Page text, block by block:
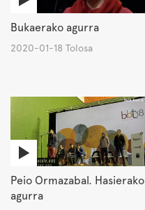
Bukaerako agurra
2020-01-18 Tolosa
Peio Ormazabal. Hasierako
agurra